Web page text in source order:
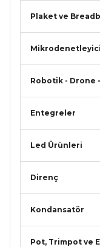
Plaket ve
Robotik - Drone
Entegreler
Led Ürünleri
Direnç
Kondansatör
Pot, Trimpot ve